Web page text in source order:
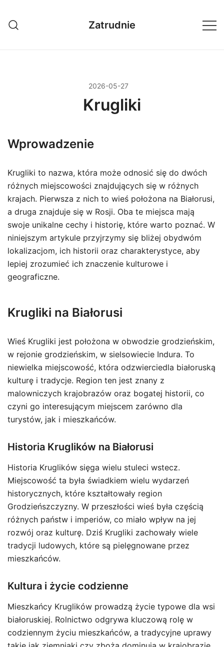
treści
Zatrudnie
2026-05-27
Krugliki
Wprowadzenie
Krugliki to nazwa, która może odnosić się do dwóch
różnych miejscowości znajdujących się w różnych
krajach. Pierwsza z nich to wieś położona na Białorusi,
a druga znajduje się w Rosji. Oba te miejsca mają
swoje unikalne cechy i historię, które warto poznać. W
niniejszym artykule przyjrzymy się bliżej obydwóm
lokalizacjom, ich historii oraz charakterystyce, aby
lepiej zrozumieć ich znaczenie kulturowe i
geograficzne.
Krugliki na Białorusi
Wieś Krugliki jest położona w obwodzie grodzieńskim,
w rejonie grodzieńskim, w sielsowiecie Indura. To
niewielka miejscowość, która odzwierciedla białoruską
kulturę i tradycje. Region ten jest znany z
malowniczych krajobrazów oraz bogatej historii, co
czyni go interesującym miejscem zarówno dla
turystów, jak i mieszkańców.
Historia Kruglików na Białorusi
Historia Kruglików sięga wielu stuleci wstecz.
Miejscowość ta była świadkiem wielu wydarzeń
historycznych, które kształtowały region
Grodzieńszczyzny. W przeszłości wieś była częścią
różnych państw i imperiów, co miało wpływ na jej
rozwój oraz kulturę. Dziś Krugliki zachowały wiele
tradycji ludowych, które są pielęgnowane przez
mieszkańców.
Kultura i życie codzienne
Mieszkańcy Kruglików prowadzą życie typowe dla wsi
białoruskiej. Rolnictwo odgrywa kluczową rolę w
codziennym życiu mieszkańców, a tradycyjne uprawy